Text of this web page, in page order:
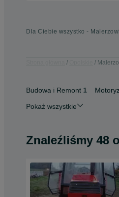
Dla Ciebie wszystko -
Budowa i Remont 1
Pokaż wszystkie
Znaleźliśmy 48